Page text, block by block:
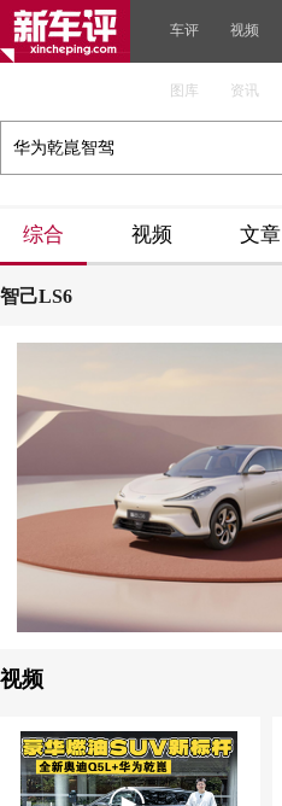
车评 视频
图库 资讯
综合 视频 文章
智己LS6
视频